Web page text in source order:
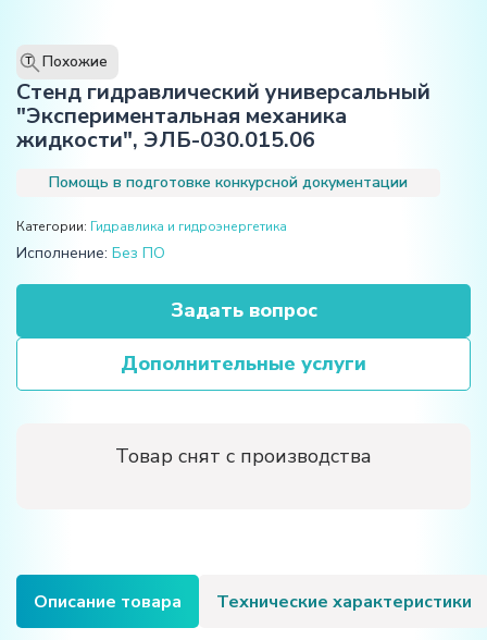
T Похожие
Стенд гидравлический универсальный
"Экспериментальная механика
жидкости", ЭЛБ-030.015.06
Помощь в подготовке конкурсной документации
Категории: Гидравлика и гидроэнергетика
Исполнение: Без ПО
Задать вопрос
Дополнительные услуги
Товар снят с производства
Описание товара Технические характеристики